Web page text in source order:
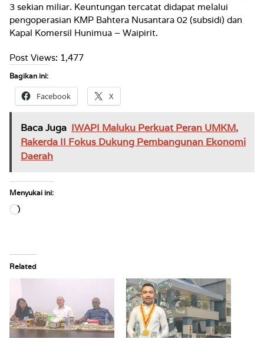
3 sekian miliar. Keuntungan tercatat didapat melalui
pengoperasian KMP Bahtera Nusantara 02 (subsidi) dan
Kapal Komersil Hunimua – Waipirit.
Post Views: 1,477
Bagikan ini:
Facebook X
Baca Juga IWAPI Maluku Perkuat Peran UMKM,
Rakerda II Fokus Dukung Pembangunan Ekonomi
Daerah
Menyukai ini:
Memuat...
Related